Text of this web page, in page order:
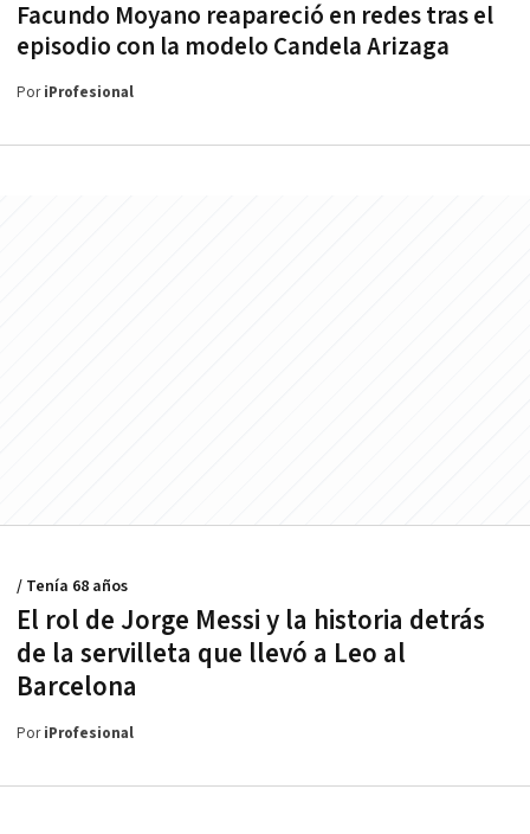
Facundo Moyano reapareció en redes tras el
episodio con la modelo Candela Arizaga
PoriProfesional
El rol de Jorge Messi y la historia detrás
de la servilleta que llevó a Leo al
Barcelona
/ Tenía 68 años
PoriProfesional